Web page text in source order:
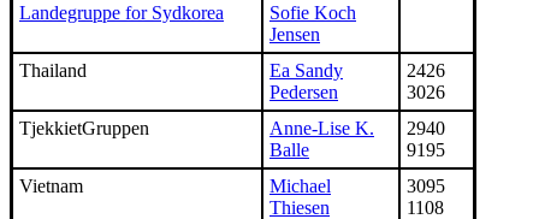
Landegruppe for Sydkorea
Sofie Koch
Jensen
Thailand
Ea Sandy
Pedersen
2426
3026
TjekkietGruppen
Anne-Lise K.
Balle
2940
9195
Vietnam
Michael
Thiesen
3095
1108